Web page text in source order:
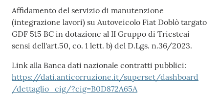
Affidamento del servizio di manutenzione
(integrazione lavori) su Autoveicolo Fiat Doblò targato
GDF 515 BC in dotazione al II Gruppo di Triesteai
sensi dell'art.50, co. 1 lett. b) del D.Lgs. n.36/2023.
Link alla Banca dati nazionale contratti pubblici:
https://dati.anticorruzione.it/superset/dashboard
/dettaglio_cig/?cig=B0D872A65A